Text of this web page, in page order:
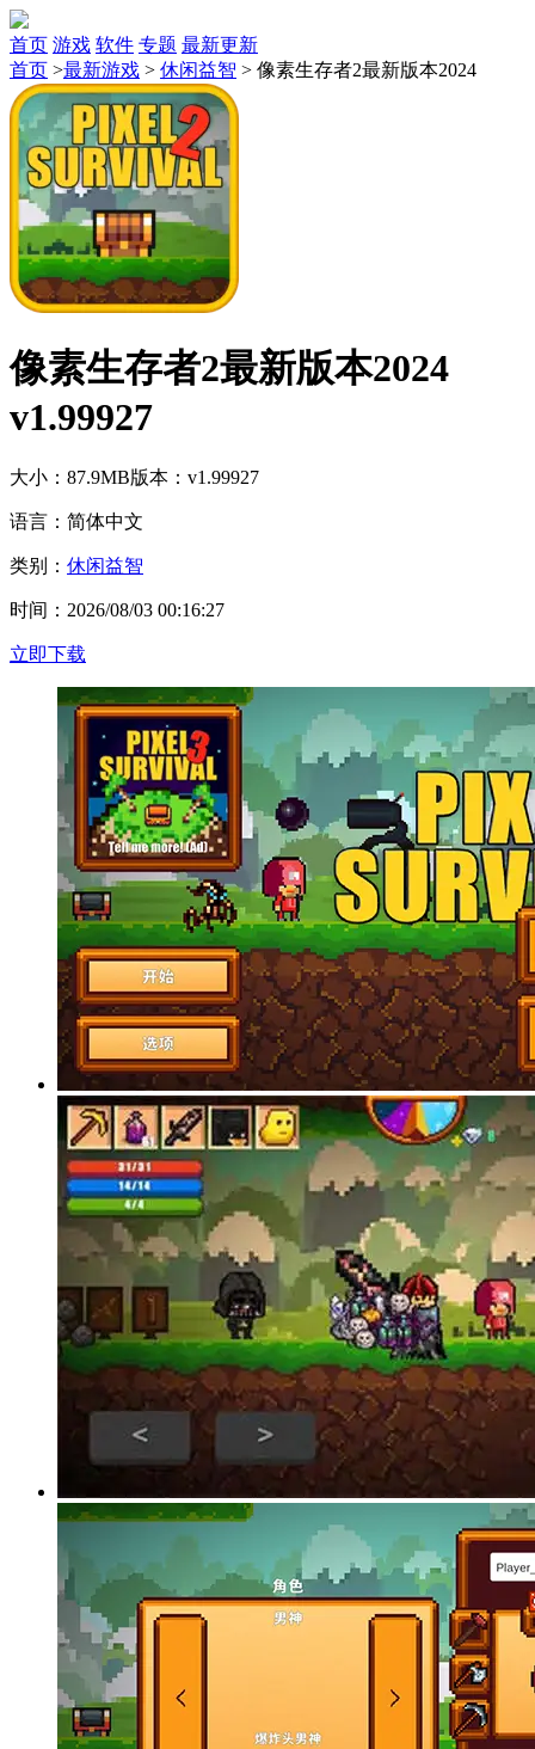
首页 游戏 软件 专题 最新更新
首页 >最新游戏 > 休闲益智 > 像素生存者2最新版本2024
像素生存者2最新版本2024
v1.99927
大小：87.9MB版本：v1.99927
语言：简体中文
类别： 休闲益智
时间：2026/08/03 00:16:27
立即下载